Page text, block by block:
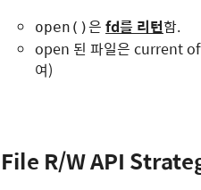
open()은 fd를 리턴함.
open 된 파일은 current
여)
File R/W API